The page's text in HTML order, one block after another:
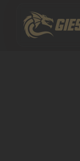
springen
nach: